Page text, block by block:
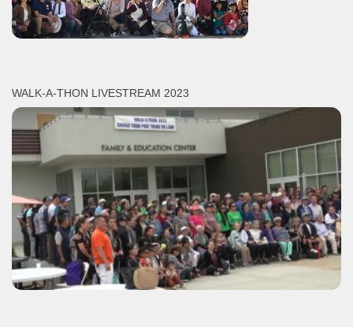
WALK-A-THON LIVESTREAM 2023